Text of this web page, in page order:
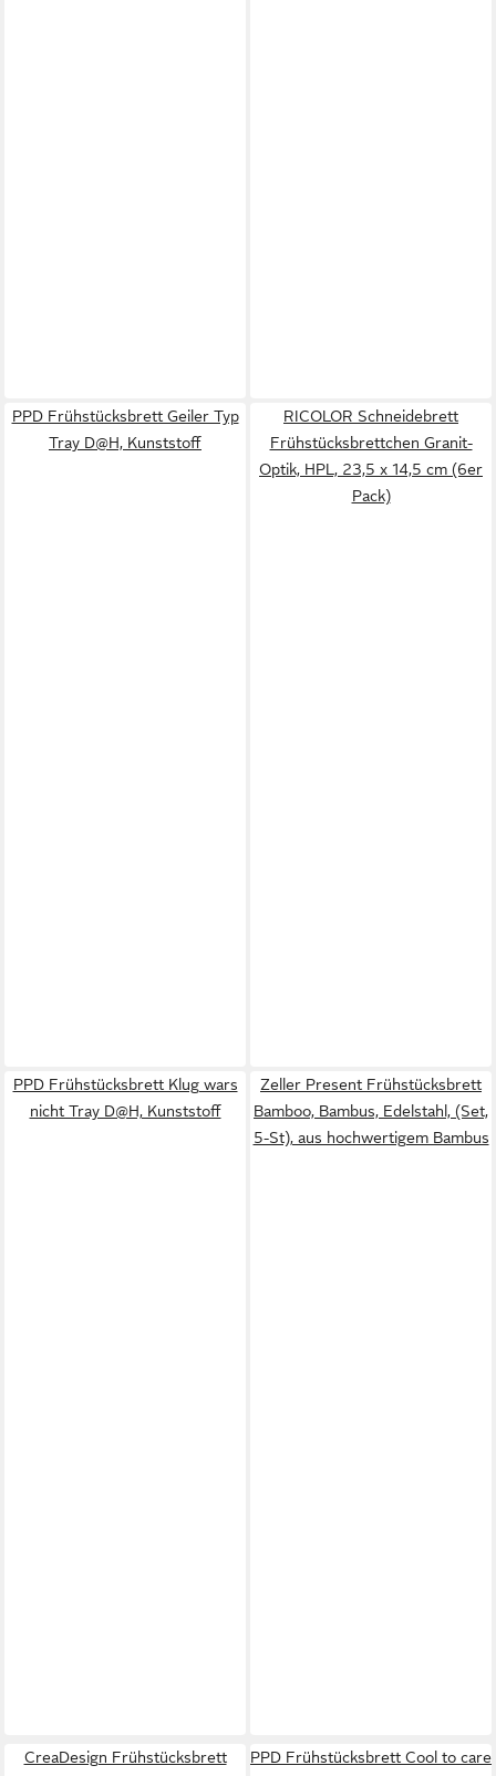
PPD Frühstücksbrett Geiler Typ
Tray D@H, Kunststoff
RICOLOR Schneidebrett
Frühstücksbrettchen Granit-
Optik, HPL, 23,5 x 14,5 cm (6er
Pack)
PPD Frühstücksbrett Klug wars
nicht Tray D@H, Kunststoff
Zeller Present Frühstücksbrett
Bamboo, Bambus, Edelstahl, (Set,
5-St), aus hochwertigem Bambus
CreaDesign Frühstücksbrett
PPD Frühstücksbrett Cool to care